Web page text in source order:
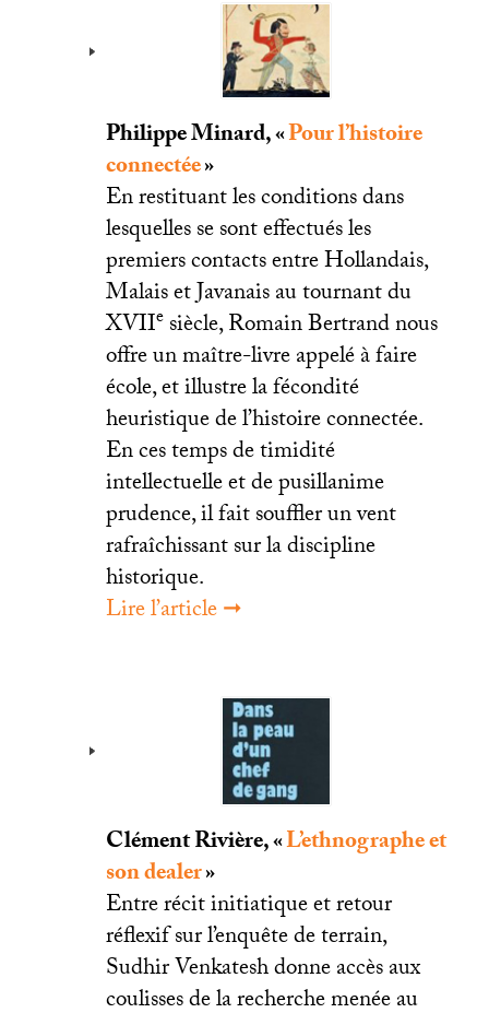
Philippe Minard, «Pour l’histoire
connectée»
En restituant les conditions dans
lesquelles se sont effectués les
premiers contacts entre Hollandais,
Malais et Javanais au tournant du
XVIIe siècle, Romain Bertrand nous
offre un maître-livre appelé à faire
école, et illustre la fécondité
heuristique de l’histoire connectée.
En ces temps de timidité
intellectuelle et de pusillanime
prudence, il fait souffler un vent
rafraîchissant sur la discipline
historique.
Lire l’article ➞
Clément Rivière, «L’ethnographe et
son dealer»
Entre récit initiatique et retour
réflexif sur l’enquête de terrain,
Sudhir Venkatesh donne accès aux
coulisses de la recherche menée au